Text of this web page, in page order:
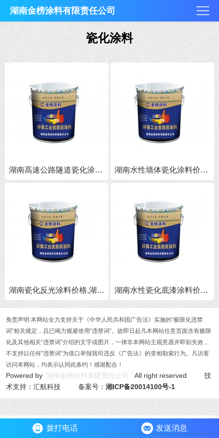
湖南金榜涂料有限责任公司
瓷化涂料
湖南高速公路隧道瓷化涂料价格-湖南瓷化涂料批发 湖南水性墙体瓷化涂料价格,湖南瓷化涂料批发
湖南瓷化反光涂料价格,湖南瓷化涂料批发 湖南水性瓷化底漆涂料价格,湖南水性瓷化底漆批发
免责声明:本网站全力支持关于《中华人民共和国广告法》实施的“极限化违禁
词”相关规定，且已竭力规避使用“违禁词”。故即日起凡本网站任意页面含有极限
化及其他相关“违禁词”介绍的文字或图片，一律非本网站主观意愿并即刻失效，
不支持以任何"违禁词”为借口举报我司违反《广告法》的变相勒索行为。凡访客
访问本网站，均表示认同此条约！感谢配合！
Powered by 湖南金榜涂料有限责任公司
All right reserved 技
术支持：汇航科技 备案号： 湘ICP备20014100号-1
拨打电话 发送消息